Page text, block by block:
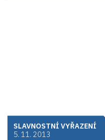
SLAVNOSTNÍ VYŘAZENÍ
5. 11. 2013